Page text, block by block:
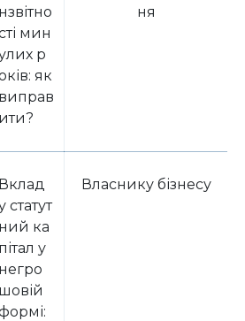
нзвітно
мин
р
як
виправ
ити?
ня
Вклад
статут
ний ка
пітал у
негро
шовій
Власнику бізнесу